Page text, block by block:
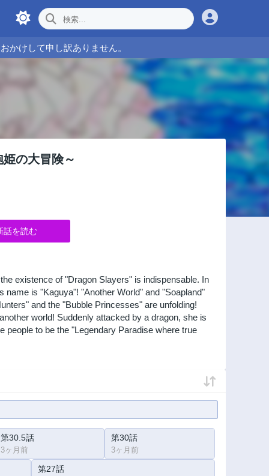
かけして申し訳ありません。
の大冒険～
話を読む
existence of "Dragon Slayers" is indispensable. In
is "Kaguya"! "Another World" and "Soapland"
and the "Bubble Princesses" are unfolding!
world! Suddenly attacked by a dragon, she is
to be the "Legendary Paradise where true
第30.5話
3ヶ月前
第30話
3ヶ月前
第27話